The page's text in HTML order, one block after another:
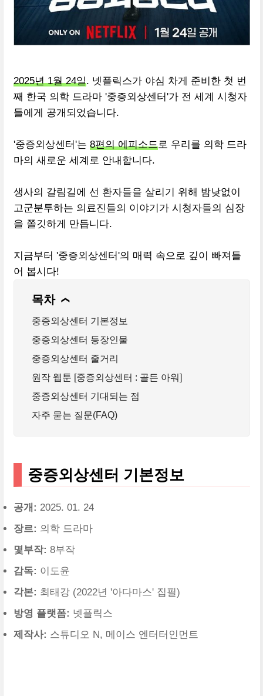
2025년 1월 24일. 넷플릭스가 야심 차게 준비한 첫 번
째 한국 의학 드라마 '중증외상센터'가 전 세계 시청자
들에게 공개되었습니다.
'중증외상센터'는 8편의 에피소드로 우리를 의학 드라
마의 새로운 세계로 안내합니다.
생사의 갈림길에 선 환자들을 살리기 위해 밤낮없이
고군분투하는 의료진들의 이야기가 시청자들의 심장
을 쫄깃하게 만듭니다.
지금부터 '중증외상센터'의 매력 속으로 깊이 빠져들
어 봅시다!
목차 ❯
중증외상센터 기본정보
중증외상센터 등장인물
중증외상센터 줄거리
원작 웹툰 [중증외상센터 : 골든 아워]
중증외상센터 기대되는 점
자주 묻는 질문(FAQ)
중증외상센터 기본정보
공개: 2025. 01. 24
장르: 의학 드라마
몇부작: 8부작
감독: 이도윤
각본: 최태강 (2022년 '아다마스' 집필)
방영 플랫폼: 넷플릭스
제작사: 스튜디오 N, 메이스 엔터터인먼트